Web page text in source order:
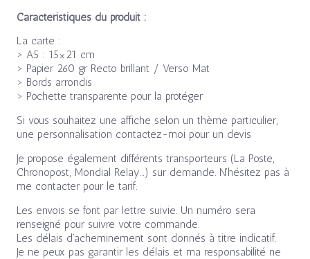
Caractéristiques du produit :
La carte :
> A5 : 15×21 cm
> Papier 260 gr Recto brillant / Verso Mat
> Bords arrondis
> Pochette transparente pour la protéger
Si vous souhaitez une affiche selon un thème particulier,
une personnalisation contactez-moi pour un devis
Je propose également différents transporteurs (La Poste,
Chronopost, Mondial Relay…) sur demande. N’hésitez pas à
me contacter pour le tarif.
Les envois se font par lettre suivie. Un numéro sera
renseigné pour suivre votre commande.
Les délais d’acheminement sont donnés à titre indicatif.
Je ne peux pas garantir les délais et ma responsabilité ne